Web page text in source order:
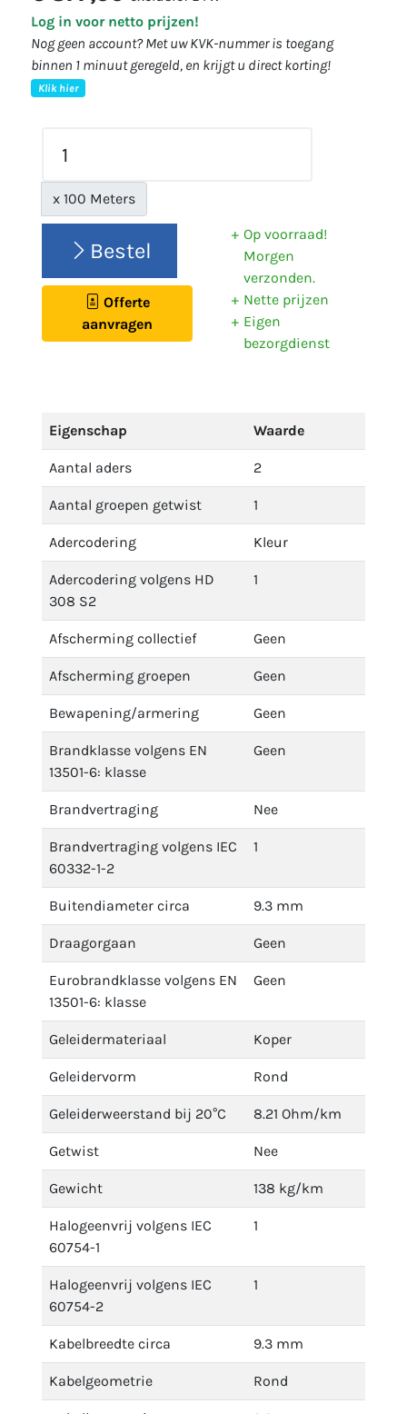
Log in voor netto prijzen!
Nog geen account? Met uw KVK-nummer is toegang
binnen 1 minuut geregeld, en krijgt u direct korting!
Klik hier
x 100 Meters
Bestel
Offerte
aanvragen
Op voorraad!
Morgen
verzonden.
Nette prijzen
Eigen
bezorgdienst
Eigenschap Waarde
Aantal aders 2
Aantal groepen getwist 1
Adercodering Kleur
Adercodering volgens HD
308 S2
1
Afscherming collectief Geen
Afscherming groepen Geen
Bewapening/armering Geen
Brandklasse volgens EN
13501-6: klasse
Geen
Brandvertraging Nee
Brandvertraging volgens IEC
60332-1-2
1
Buitendiameter circa 9.3 mm
Draagorgaan Geen
Eurobrandklasse volgens EN
13501-6: klasse
Geen
Geleidermateriaal Koper
Geleidervorm Rond
Geleiderweerstand bij 20°C 8.21 Ohm/km
Getwist Nee
Gewicht 138 kg/km
Halogeenvrij volgens IEC
60754-1
1
Halogeenvrij volgens IEC
60754-2
1
Kabelbreedte circa 9.3 mm
Kabelgeometrie Rond